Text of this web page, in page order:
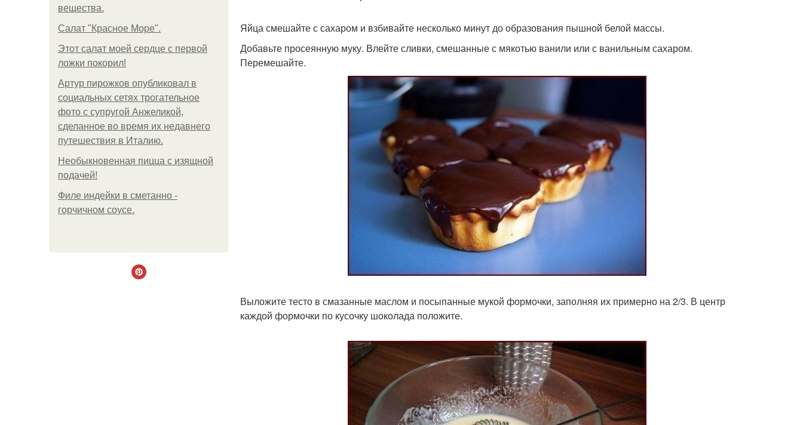
вещества.
Салат "Красное Море".
Этот салат моей сердце с первой
ложки покорил!
Артур пирожков опубликовал в
социальных сетях трогательное
фото с супругой Анжеликой,
сделанное во время их недавнего
путешествия в Италию.
Необыкновенная пицца с изящной
подачей!
Филе индейки в сметанно -
горчичном соусе.
Яйца смешайте с сахаром и взбивайте несколько минут до образования пышной белой массы.
Добавьте просеянную муку. Влейте сливки, смешанные с мякотью ванили или с ванильным сахаром.
Перемешайте.
Выложите тесто в смазанные маслом и посыпанные мукой формочки, заполняя их примерно на 2/3. В центр
каждой формочки по кусочку шоколада положите.